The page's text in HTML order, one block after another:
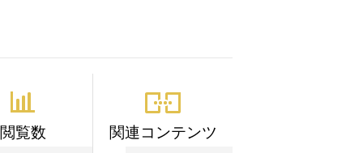
閲覧数 関連コンテンツ